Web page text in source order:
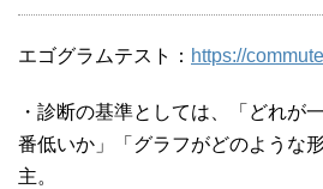
エゴグラムテスト： https://
・診断の基準としては、「どれが
番低いか」「グラフがどのような
主。